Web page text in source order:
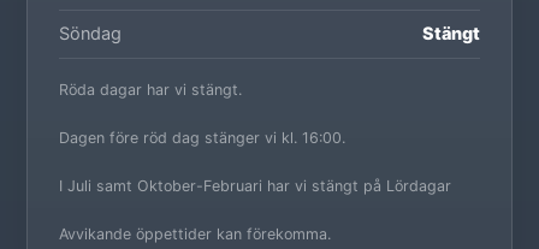
Söndag Stängt
Röda dagar har vi stängt.
Dagen före röd dag stänger vi kl. 16:00.
I Juli samt Oktober-Februari har vi stängt på Lördagar
Avvikande öppettider kan förekomma.